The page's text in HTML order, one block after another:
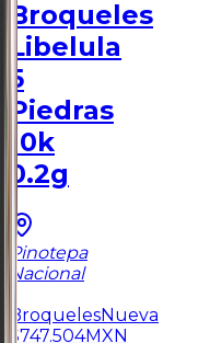
Broqueles
Libelula
5
Piedras
10k
0.2g
Pinotepa
Nacional
BroquelesNueva
$747.504MXN